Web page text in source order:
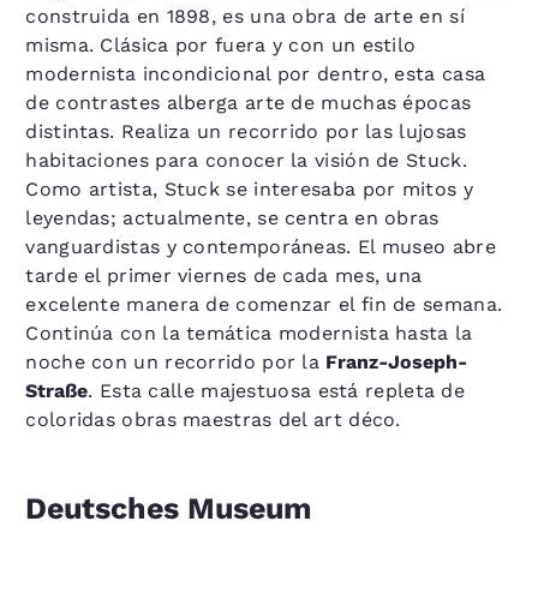
construida en 1898, es una obra de arte en sí
misma. Clásica por fuera y con un estilo
modernista incondicional por dentro, esta casa
de contrastes alberga arte de muchas épocas
distintas. Realiza un recorrido por las lujosas
habitaciones para conocer la visión de Stuck.
Como artista, Stuck se interesaba por mitos y
leyendas; actualmente, se centra en obras
vanguardistas y contemporáneas. El museo abre
tarde el primer viernes de cada mes, una
excelente manera de comenzar el fin de semana.
Continúa con la temática modernista hasta la
noche con un recorrido por la Franz-Joseph-
Straße. Esta calle majestuosa está repleta de
coloridas obras maestras del art déco.
Deutsches Museum